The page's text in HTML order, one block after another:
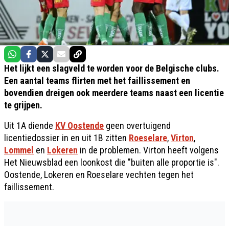
Het lijkt een slagveld te worden voor de Belgische clubs.
Een aantal teams flirten met het faillissement en
bovendien dreigen ook meerdere teams naast een licentie
te grijpen.
Uit 1A diende KV Oostende geen overtuigend
licentiedossier in en uit 1B zitten Roeselare,Virton,
Lommel en Lokeren in de problemen. Virton heeft volgens
Het Nieuwsblad een loonkost die "buiten alle proportie is".
Oostende, Lokeren en Roeselare vechten tegen het
faillissement.